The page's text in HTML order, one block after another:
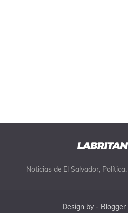
Noticias de El Salvador,
Design by - Blogger